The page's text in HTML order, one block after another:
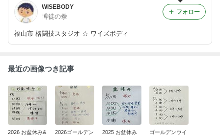
WISEBODY
博徒の拳
福山市 格闘技スタジオ ☆ ワイズボディ
フォロー
最近の画像つき記事
2026 お盆休み&
2026ゴールデン
2025 お盆休み
ゴールデンウイ